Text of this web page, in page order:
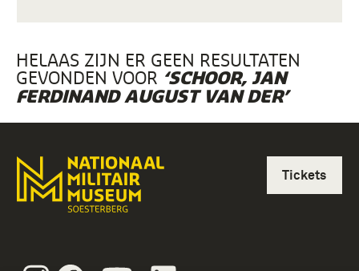
HELAAS ZIJN ER GEEN RESULTATEN
GEVONDEN VOOR ‘SCHOOR, JAN
FERDINAND AUGUST VAN DER’
Tickets